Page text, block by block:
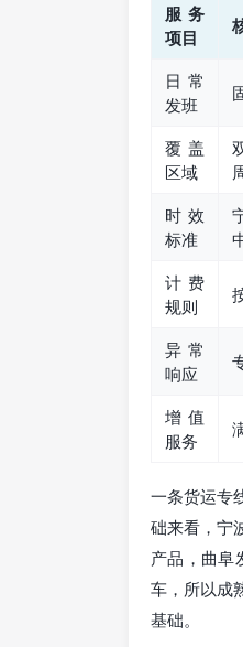
服务
项目
日常
发班
覆盖
区域
时效
标准
计费
规则
异常
响应
增值
服务
一条货运专
础来看，宁
产品，曲阜
车，所以成
基础。